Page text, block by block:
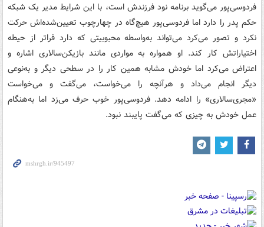
فردوسی‌پور می‌گوید برنامه نود فرزندش است، با این شرایط مدیر یک شبکه
حکم پدر را دارد اما فردوسی‌پور هیچ‌گاه در چهارچوب تعیین‌شده‌اش حرکت
نکرد و تصور می‌کرد می‌تواند به‌واسطه محبوبیتی که دارد فراتر از حیطه
اختیاراتش کار کند. او همواره به مواردی مانند بازیکن‌سالاری اشاره و
اعتراض می‌کرد اما خودش مشابه همین کار را در سطحی دیگر و به‌نوعی
دیگر انجام می‌داد و هرآنچه را می‌خواست، می‌گفت و می‌خواست
«مجری‌سالاری» را ادامه دهد. فردوسی‌پور خوب حرف می‌زد اما به‌هنگام
عمل خودش به چیزی که می‌گفت پایبند نبود.